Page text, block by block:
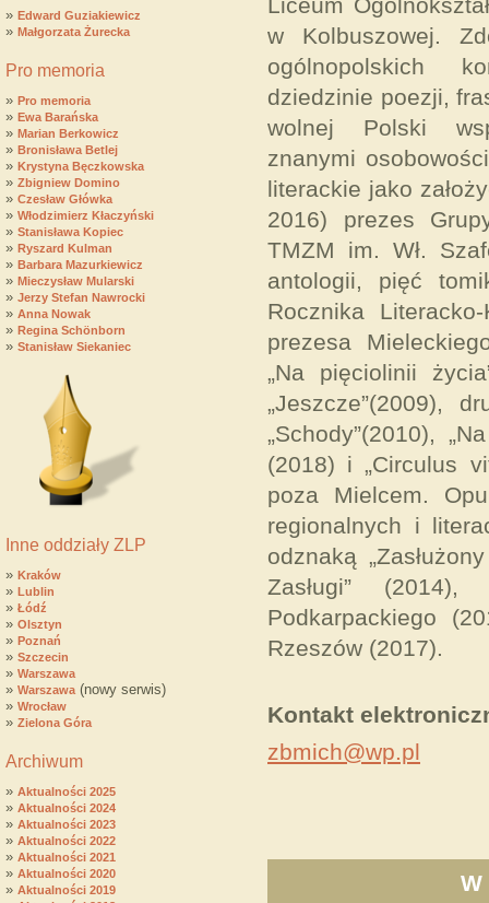
» Edward Guziakiewicz
» Małgorzata Żurecka
Pro memoria
» Pro memoria
» Ewa Barańska
» Marian Berkowicz
» Bronisława Betlej
» Krystyna Bęczkowska
» Zbigniew Domino
» Czesław Główka
» Włodzimierz Kłaczyński
» Stanisława Kopiec
» Ryszard Kulman
» Barbara Mazurkiewicz
» Mieczysław Mularski
» Jerzy Stefan Nawrocki
» Anna Nowak
» Regina Schönborn
» Stanisław Siekaniec
Inne oddziały ZLP
» Kraków
» Lublin
» Łódź
» Olsztyn
» Poznań
» Szczecin
» Warszawa
» Warszawa (nowy serwis)
» Wrocław
» Zielona Góra
Archiwum
» Aktualności 2025
» Aktualności 2024
» Aktualności 2023
» Aktualności 2022
» Aktualności 2021
» Aktualności 2020
» Aktualności 2019
w Kolbuszowej.
ogólnopolskich
dziedzinie poezji,
wolnej Polski
znanymi
literackie jako
2016) prezes
TMZM im. Wł.
antologii, pięć
Rocznika
prezesa
„Na pięciolinii
„Jeszcze”(2009),
„Schody”(2010),
(2018) i „Circulus
poza Mielcem.
regionalnych i
odznaką
Zasługi” (2014),
Podkarpackiego
Rzeszów (2017).
Kontakt
zbmich@wp.pl